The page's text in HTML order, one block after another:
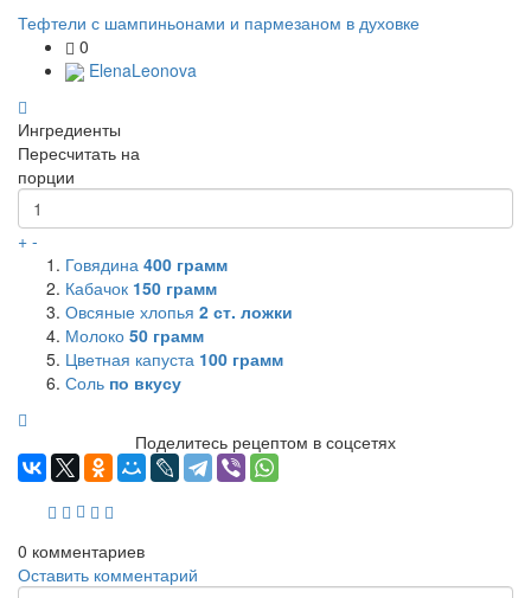
Тефтели с шампиньонами и пармезаном в духовке
0
ElenaLeonova
Ингредиенты
Пересчитать на
порции
+ -
Говядина 400 грамм
Кабачок 150 грамм
Овсяные хлопья 2 ст. ложки
Молоко 50 грамм
Цветная капуста 100 грамм
Соль по вкусу
Поделитесь рецептом в соцсетях
0 комментариев
Оставить комментарий